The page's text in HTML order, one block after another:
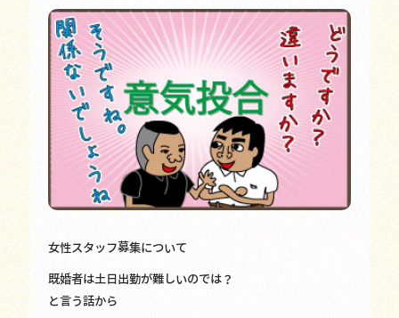
女性スタッフ募集について
既婚者は土日出勤が難しいのでは？
と言う話から